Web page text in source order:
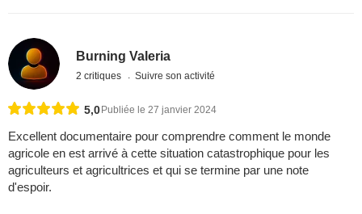
Burning Valeria
2 critiques Suivre son activité
5,0Publiée le 27 janvier 2024
Excellent documentaire pour comprendre comment le monde
agricole en est arrivé à cette situation catastrophique pour les
agriculteurs et agricultrices et qui se termine par une note
d'espoir.